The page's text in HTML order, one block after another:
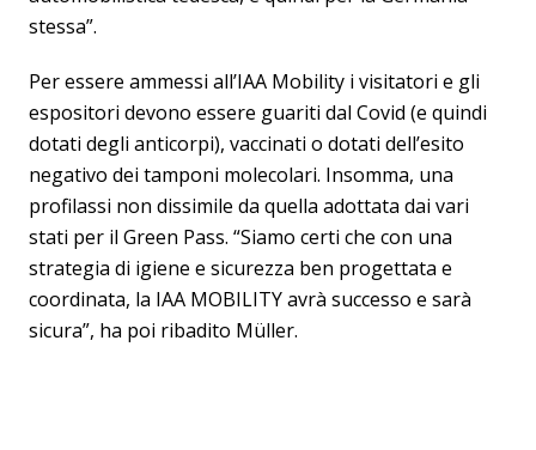
stessa”.
Per essere ammessi all’IAA Mobility i visitatori e gli
espositori devono essere guariti dal Covid (e quindi
dotati degli anticorpi), vaccinati o dotati dell’esito
negativo dei tamponi molecolari. Insomma, una
profilassi non dissimile da quella adottata dai vari
stati per il Green Pass. “Siamo certi che con una
strategia di igiene e sicurezza ben progettata e
coordinata, la IAA MOBILITY avrà successo e sarà
sicura”, ha poi ribadito Müller.